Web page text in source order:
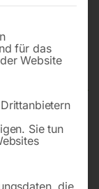
GS
36 E BL
mit frei
die eine
für das
Website
Sie tun